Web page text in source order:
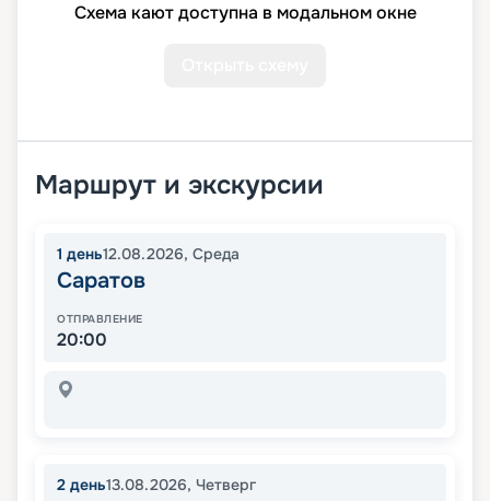
Схема кают доступна в модальном окне
Маршрут и экскурсии
1 день12.08.2026, Среда
Саратов
ОТПРАВЛЕНИЕ
20:00
2 день13.08.2026, Четверг